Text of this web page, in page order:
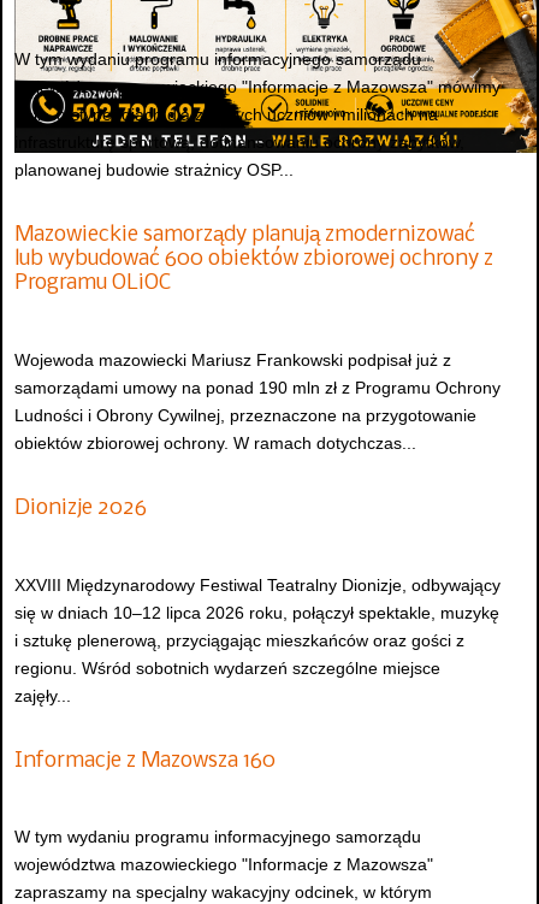
W tym wydaniu programu informacyjnego samorządu
województwa mazowieckiego "Informacje z Mazowsza" mówimy
m.in. o stypendiach dla zdolnych uczniów i milionach na
infrastrukturę sportową, dofinansowaniu ochrony zabytków,
planowanej budowie strażnicy OSP...
Mazowieckie samorządy planują zmodernizować
lub wybudować 600 obiektów zbiorowej ochrony z
Programu OLiOC
Wojewoda mazowiecki Mariusz Frankowski podpisał już z
samorządami umowy na ponad 190 mln zł z Programu Ochrony
Ludności i Obrony Cywilnej, przeznaczone na przygotowanie
obiektów zbiorowej ochrony. W ramach dotychczas...
Dionizje 2026
XXVIII Międzynarodowy Festiwal Teatralny Dionizje, odbywający
się w dniach 10–12 lipca 2026 roku, połączył spektakle, muzykę
i sztukę plenerową, przyciągając mieszkańców oraz gości z
regionu. Wśród sobotnich wydarzeń szczególne miejsce
zajęły...
Informacje z Mazowsza 160
W tym wydaniu programu informacyjnego samorządu
województwa mazowieckiego "Informacje z Mazowsza"
zapraszamy na specjalny wakacyjny odcinek, w którym